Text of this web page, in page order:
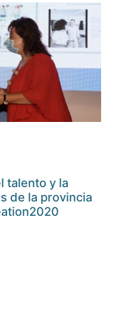
talento y la
de la provincia